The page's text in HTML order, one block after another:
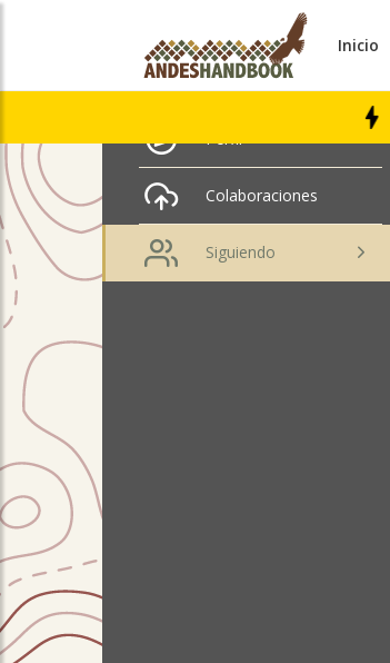
Inicio
Wilson Bucherenick
Perfil
Colaboraciones
Siguiendo